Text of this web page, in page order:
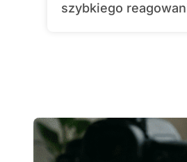
szybkiego